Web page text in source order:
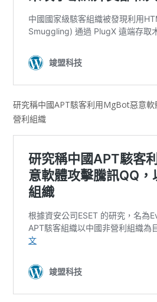
研究稱中國APT駭客利用MgBot惡意
營利組織